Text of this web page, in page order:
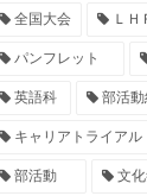
全国大会 ＬＨ
パンフレット
英語科 部活
キャリアトライアル
部活動 文化